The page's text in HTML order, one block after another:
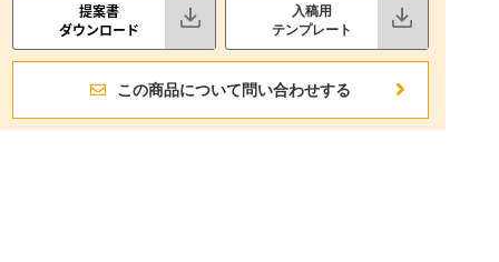
提案書
ダウンロード
入稿用
テンプレート
この商品について問い合わせする